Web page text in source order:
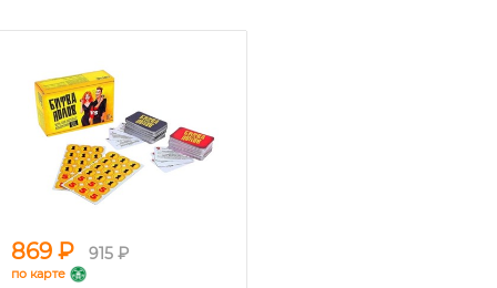
869 ₽ 915 ₽
по карте